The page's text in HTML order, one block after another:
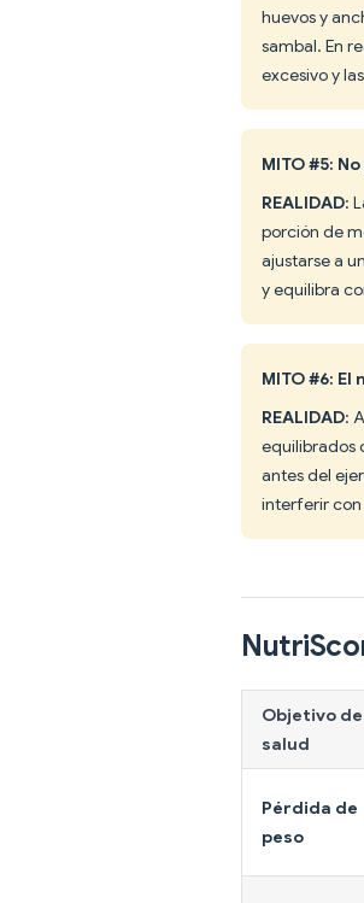
huevos y
sambal. En
excesivo y
MITO #5:
REALIDAD:
porción de
ajustarse a
y equilibra
MITO #6:
REALIDAD:
equilibrados
antes del
interferir con
Objetivo de
salud
Pérdida de
peso